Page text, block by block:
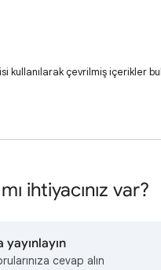
kullanılarak çevrilmiş içerikler
ihtiyacınız var?
cevap alın